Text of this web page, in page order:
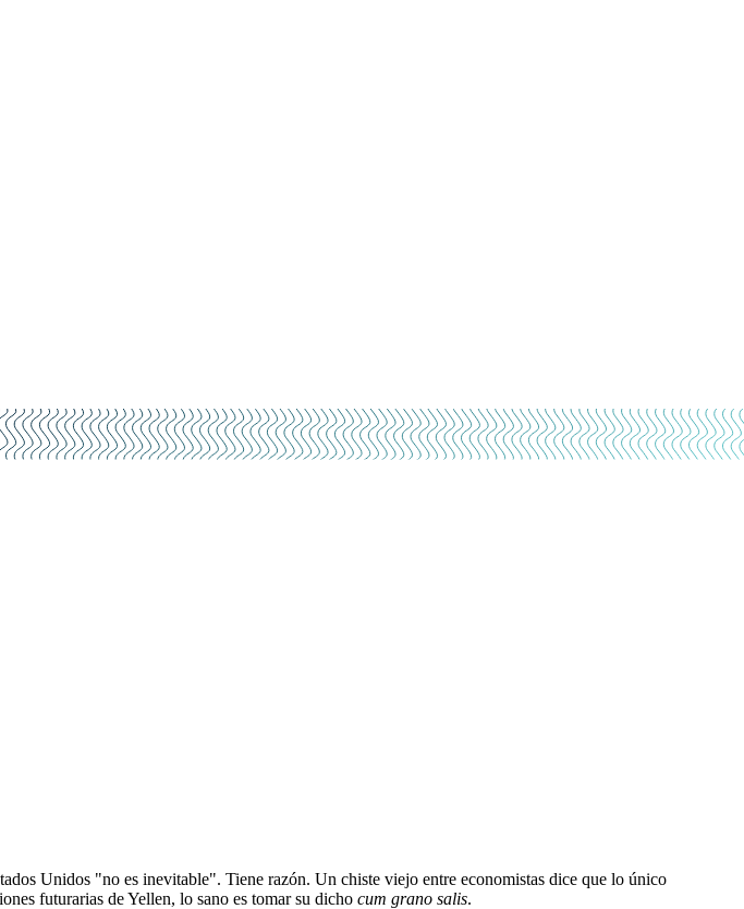
Unidos "no es inevitable". Tiene razón. Un chiste viejo entre economistas dice que lo único
futurarias de Yellen, lo sano es tomar su dicho cum grano salis.